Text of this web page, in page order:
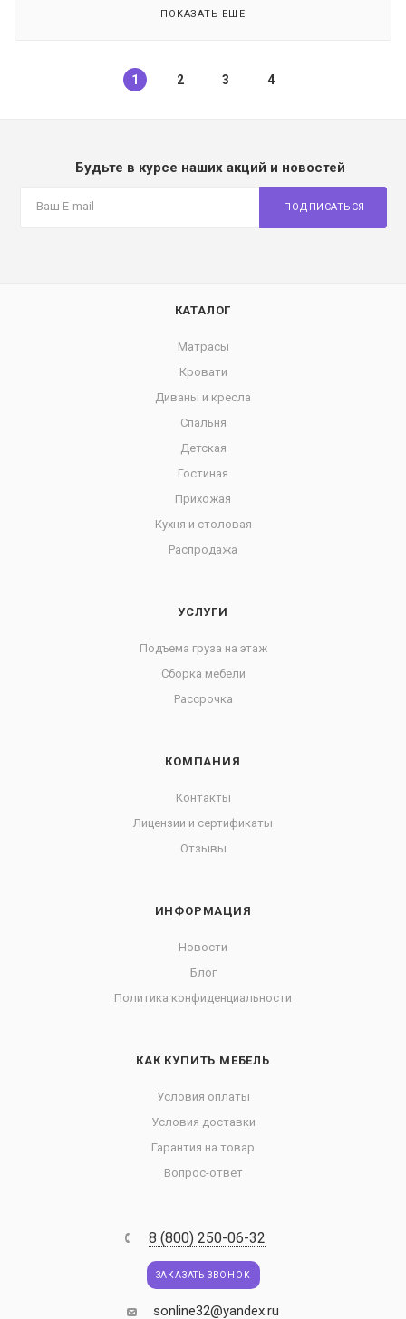
ПОКАЗАТЬ ЕЩЕ
1 2 3 4
Будьте в курсе наших акций и новостей
ПОДПИСАТЬСЯ
КАТАЛОГ
Матрасы
Кровати
Диваны и кресла
Спальня
Детская
Гостиная
Прихожая
Кухня и столовая
Распродажа
УСЛУГИ
Подъема груза на этаж
Сборка мебели
Рассрочка
КОМПАНИЯ
Контакты
Лицензии и сертификаты
Отзывы
ИНФОРМАЦИЯ
Новости
Блог
Политика конфиденциальности
КАК КУПИТЬ МЕБЕЛЬ
Условия оплаты
Условия доставки
Гарантия на товар
Вопрос-ответ
8 (800) 250-06-32
ЗАКАЗАТЬ ЗВОНОК
sonline32@yandex.ru